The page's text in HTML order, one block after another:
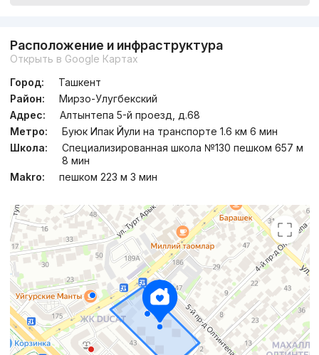
Расположение и инфраструктура
Открыть в Google Картах
Город:
Ташкент
Район:
Мирзо-Улугбекский
Адрес:
Алтынтепа 5-й проезд, д.68
Метро:
Буюк Ипак Йули на транспорте 1.6 км 6 мин
Школа:
Специализированная школа №130 пешком 657 м
8 мин
Makro:
пешком 223 м 3 мин